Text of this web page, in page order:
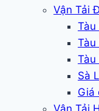
Vận Tải
Tàu
Tàu
Tàu
Sà
Giá
Vận Tải